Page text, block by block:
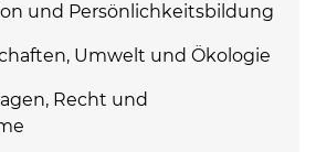
und Persönlichkeitsbildung
Umwelt und Ökologie
Recht und